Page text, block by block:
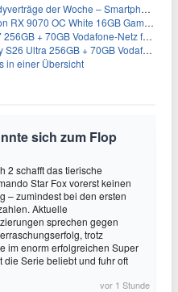
Woche – Smartphone-Tarife & SIM-Only im Überblick
OC White 16GB Gaming-Grafikkarte für 579€
Vodafone-Netz für 34,99€/Monat (effektiv 6,41€/Monat)
+ 70GB Vodafone-Netz für 34,99€/Monat (effektiv 4,74€/Monat)
in einer Übersicht
sich zum Flop
2 schafft das tierische
Star Fox vorerst keinen
– zumindest bei den ersten
Aktuelle
sprechen gegen
trotz
im enorm erfolgreichen Super
die Serie beliebt und fuhr oft
vor 1 Stunde